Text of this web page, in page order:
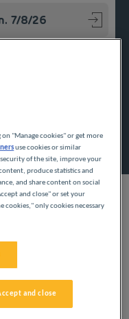
calendar and select
backward to interact
séjour d'affaires ou de
l'Allier
"Manage cookies" or get more
use cookies or similar
of the site, improve your
produce statistics and
and share content on social
and close" or set your
cookies," only cookies necessary
and close